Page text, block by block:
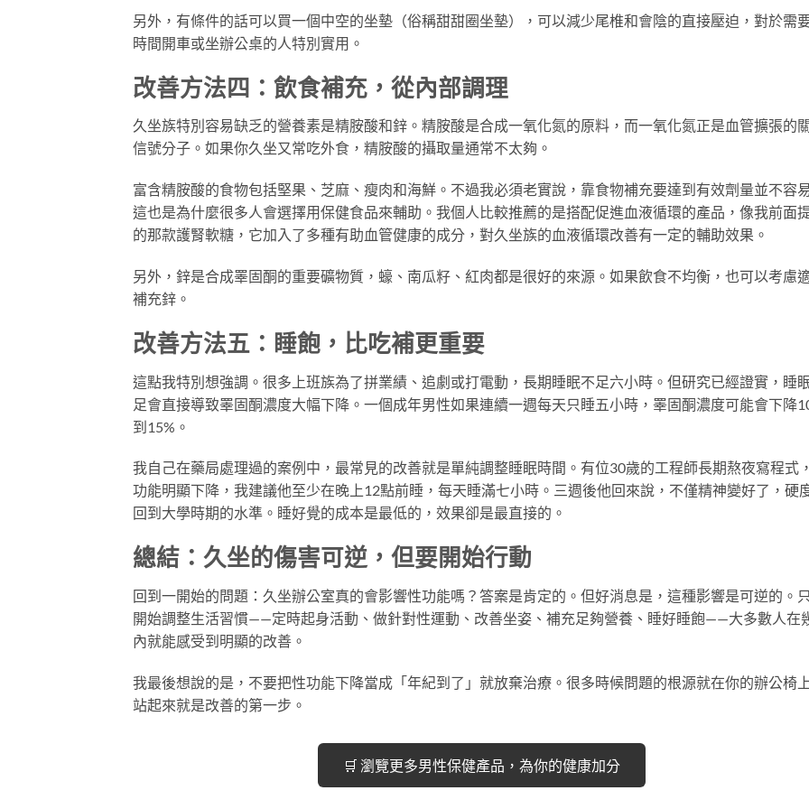
另外，有條件的話可以買一個中空的坐墊（俗稱甜甜圈坐墊），可以減少尾椎和會陰的直接壓迫，對於需
時間開車或坐辦公桌的人特別實用。
改善方法四：飲食補充，從內部調理
久坐族特別容易缺乏的營養素是精胺酸和鋅。精胺酸是合成一氧化氮的原料，而一氧化氮正是血管擴張的
信號分子。如果你久坐又常吃外食，精胺酸的攝取量通常不太夠。
富含精胺酸的食物包括堅果、芝麻、瘦肉和海鮮。不過我必須老實說，靠食物補充要達到有效劑量並不容
這也是為什麼很多人會選擇用保健食品來輔助。我個人比較推薦的是搭配促進血液循環的產品，像我前面
的那款護腎軟糖，它加入了多種有助血管健康的成分，對久坐族的血液循環改善有一定的輔助效果。
另外，鋅是合成睪固酮的重要礦物質，蠔、南瓜籽、紅肉都是很好的來源。如果飲食不均衡，也可以考慮
補充鋅。
改善方法五：睡飽，比吃補更重要
這點我特別想強調。很多上班族為了拼業績、追劇或打電動，長期睡眠不足六小時。但研究已經證實，睡
足會直接導致睪固酮濃度大幅下降。一個成年男性如果連續一週每天只睡五小時，睪固酮濃度可能會下降
到15%。
我自己在藥局處理過的案例中，最常見的改善就是單純調整睡眠時間。有位30歲的工程師長期熬夜寫程式
功能明顯下降，我建議他至少在晚上12點前睡，每天睡滿七小時。三週後他回來說，不僅精神變好了，硬
回到大學時期的水準。睡好覺的成本是最低的，效果卻是最直接的。
總結：久坐的傷害可逆，但要開始行動
回到一開始的問題：久坐辦公室真的會影響性功能嗎？答案是肯定的。但好消息是，這種影響是可逆的。
開始調整生活習慣——定時起身活動、做針對性運動、改善坐姿、補充足夠營養、睡好睡飽——大多數人在
內就能感受到明顯的改善。
我最後想說的是，不要把性功能下降當成「年紀到了」就放棄治療。很多時候問題的根源就在你的辦公椅
站起來就是改善的第一步。
🛒 瀏覽更多男性保健產品，為你的健康加分